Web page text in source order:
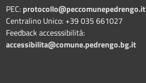
PEC: protocollo@peccomunepedrengo.it
Centralino Unico: +39 035 661027
Feedback accesssibilità:
accessibilita@comune.pedrengo.bg.it